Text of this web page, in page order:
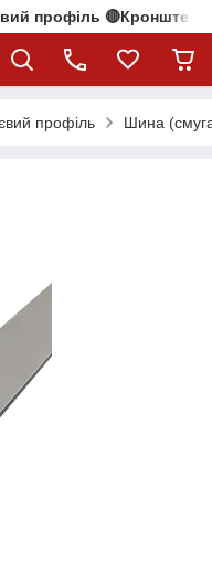
профіль
профіль Шина